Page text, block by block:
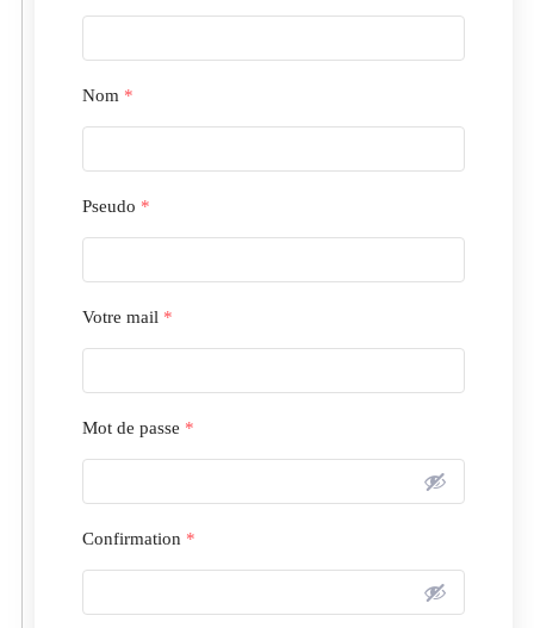
Nom *
Pseudo *
Votre mail *
Mot de passe *
Confirmation *